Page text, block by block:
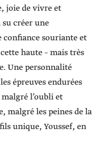
joie de vivre et
su créer une
confiance souriante et
haute – mais très
Une personnalité
épreuves endurées
l’oubli et
malgré les peines de la
unique, Youssef, en